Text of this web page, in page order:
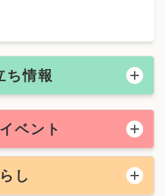
ち情報
ベント
し